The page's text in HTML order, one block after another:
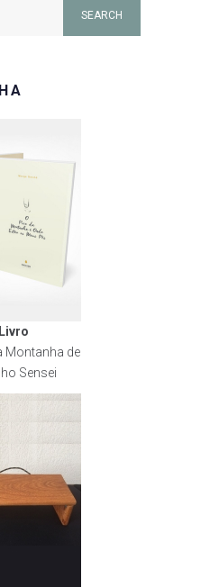
SEARCH
Livro
Montanha de
Sensei